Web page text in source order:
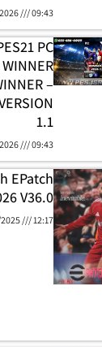
09:43
1.1
09:43
EPatch
V36.0
12:17